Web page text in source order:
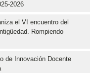
2026
el VI encuentro del
Rompiendo
de Innovación Docente